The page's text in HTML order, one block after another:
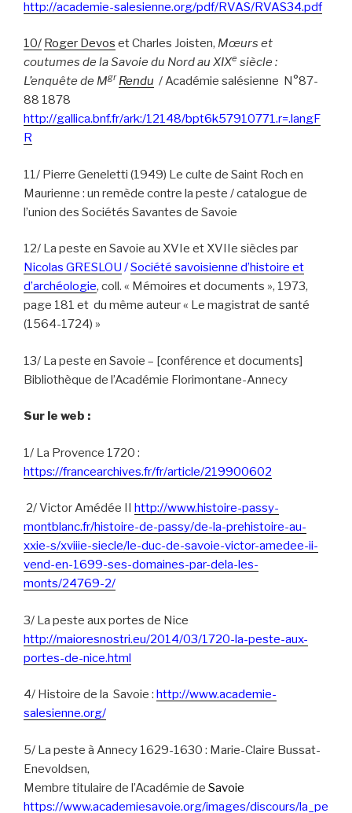
http://academie-salesienne.org/pdf/RVAS/RVAS34.pdf
10/ Roger Devos et Charles Joisten, Mœurs et
coutumes de la Savoie du Nord au XIXe siècle :
L’enquête de Mgr Rendu / Académie salésienne N°87-
88 1878
http://gallica.bnf.fr/ark:/12148/bpt6k57910771.r=.langF
R
11/ Pierre Geneletti (1949) Le culte de Saint Roch en
Maurienne : un remède contre la peste / catalogue de
l’union des Sociétés Savantes de Savoie
12/ La peste en Savoie au XVIe et XVIIe siècles par
Nicolas GRESLOU /Société savoisienne d’histoire et
d’archéologie, coll. « Mémoires et documents », 1973,
page 181 et du même auteur « Le magistrat de santé
(1564-1724) »
13/ La peste en Savoie – [conférence et documents]
Bibliothèque de l’Académie Florimontane-Annecy
Sur le web :
1/ La Provence 1720 :
https://francearchives.fr/fr/article/219900602
2/ Victor Amédée II http://www.histoire-passy-
montblanc.fr/histoire-de-passy/de-la-prehistoire-au-
xxie-s/xviiie-siecle/le-duc-de-savoie-victor-amedee-ii-
vend-en-1699-ses-domaines-par-dela-les-
monts/24769-2/
3/ La peste aux portes de Nice
http://maioresnostri.eu/2014/03/1720-la-peste-aux-
portes-de-nice.html
4/ Histoire de la Savoie : http://www.academie-
salesienne.org/
5/ La peste à Annecy 1629-1630 : Marie-Claire Bussat-
Enevoldsen,
Membre titulaire de l’Académie de Savoie
https://www.academiesavoie.org/images/discours/la_pe